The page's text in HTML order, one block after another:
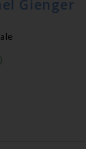
Gienger